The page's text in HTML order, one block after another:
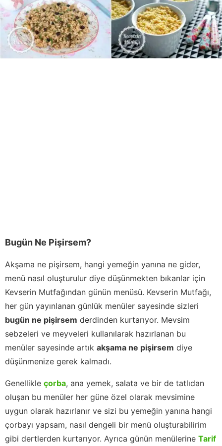
Bugün Ne Pişirsem?
Akşama ne pişirsem, hangi yemeğin yanına ne gider,
menü nasıl oluşturulur diye düşünmekten bıkanlar için
Kevserin Mutfağından günün menüsü. Kevserin Mutfağı,
her gün yayınlanan günlük menüler sayesinde sizleri
bugün ne pişirsem derdinden kurtarıyor. Mevsim
sebzeleri ve meyveleri kullanılarak hazırlanan bu
menüler sayesinde artık akşama ne pişirsem diye
düşünmenize gerek kalmadı.
Genellikle çorba, ana yemek, salata ve bir de tatlıdan
oluşan bu menüler her güne özel olarak mevsimine
uygun olarak hazırlanır ve sizi bu yemeğin yanına hangi
çorbayı yapsam, nasıl dengeli bir menü oluşturabilirim
gibi dertlerden kurtarıyor. Ayrıca günün menülerine Tarif